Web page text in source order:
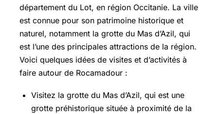
département du Lot, en région Occitanie. La ville
est connue pour son patrimoine historique et
naturel, notamment la grotte du Mas d’Azil, qui
est l’une des principales attractions de la région.
Voici quelques idées de visites et d’activités à
faire autour de Rocamadour :
Visitez la grotte du Mas d’Azil, qui est une
grotte préhistorique située à proximité de la